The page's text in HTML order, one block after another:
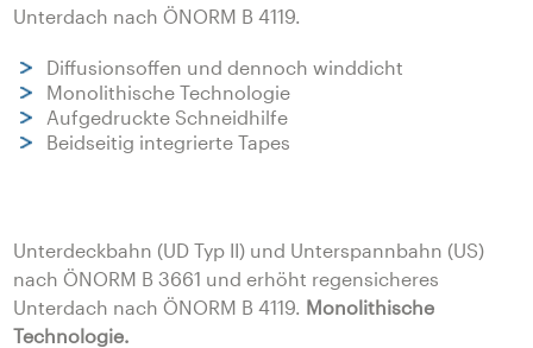
Unterdach nach ÖNORM B 4119.
Diffusionsoffen und dennoch winddicht
Monolithische Technologie
Aufgedruckte Schneidhilfe
Beidseitig integrierte Tapes
Unterdeckbahn (UD Typ II) und Unterspannbahn (US)
nach ÖNORM B 3661 und erhöht regensicheres
Unterdach nach ÖNORM B 4119. Monolithische
Technologie.